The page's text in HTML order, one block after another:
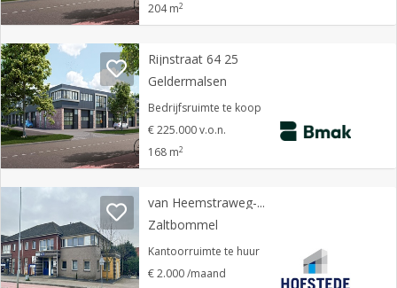
204 m2
Rijnstraat 64 25
Geldermalsen
Bedrijfsruimte te koop
€ 225.000 v.o.n.
168 m2
van Heemstraweg-west 2
Zaltbommel
Kantoorruimte te huur
€ 2.000 /maand